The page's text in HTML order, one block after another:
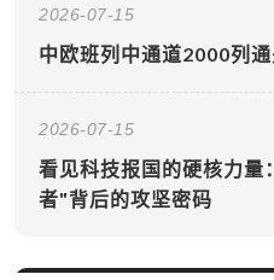
2026-07-15
中欧班列中通道2000列
2026-07-15
看见科技报国的硬核力量
者"背后的攻坚密码